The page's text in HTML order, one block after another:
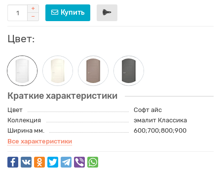
Купить
Цвет:
Краткие характеристики
Цвет
Софт айс
Коллекция
эмалит Классика
Ширина мм.
600;700;800;900
Все характеристики